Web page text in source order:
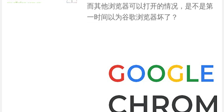
而其他浏览器可以打开的情况，是不是第
一时间以为谷歌浏览器坏了？